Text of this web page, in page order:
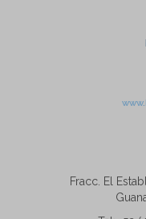
Fracc. El